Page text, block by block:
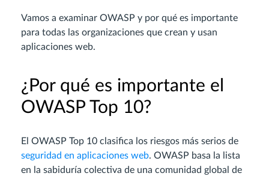
Vamos a examinar OWASP y por qué es importante
para todas las organizaciones que crean y usan
aplicaciones web.
¿Por qué es importante el
OWASP Top 10?
El OWASP Top 10 clasifica los riesgos más serios de
seguridad en aplicaciones web. OWASP basa la lista
en la sabiduría colectiva de una comunidad global de